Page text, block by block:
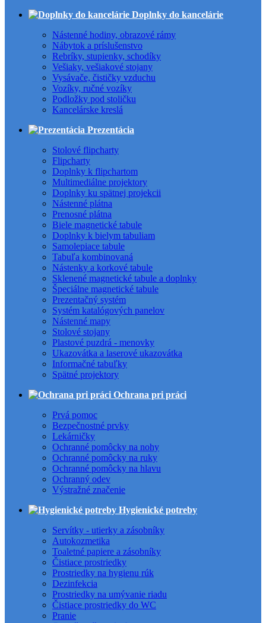
Doplnky do kancelárie
Nástenné hodiny, obrazové rámy
Nábytok a príslušenstvo
Rebríky, stupienky, schodíky
Vešiaky, vešiakové stojany
Vysávače, čističky vzduchu
Vozíky, ručné vozíky
Podložky pod stoličku
Kancelárske kreslá
Prezentácia
Stolové flipcharty
Flipcharty
Doplnky k flipchartom
Multimediálne projektory
Doplnky ku spätnej projekcii
Nástenné plátna
Prenosné plátna
Biele magnetické tabule
Doplnky k bielym tabuliam
Samolepiace tabule
Tabuľa kombinovaná
Nástenky a korkové tabule
Sklenené magnetické tabule a doplnky
Špeciálne magnetické tabule
Prezentačný systém
Systém katalógových panelov
Nástenné mapy
Stolové stojany
Plastové puzdrá - menovky
Ukazovátka a laserové ukazovátka
Informačné tabuľky
Spätné projektory
Ochrana pri práci
Prvá pomoc
Bezpečnostné prvky
Lekárničky
Ochranné pomôcky na nohy
Ochranné pomôcky na ruky
Ochranné pomôcky na hlavu
Ochranný odev
Výstražné značenie
Hygienické potreby
Servítky - utierky a zásobníky
Autokozmetika
Toaletné papiere a zásobníky
Čistiace prostriedky
Prostriedky na hygienu rúk
Dezinfekcia
Prostriedky na umývanie riadu
Čistiace prostriedky do WC
Pranie